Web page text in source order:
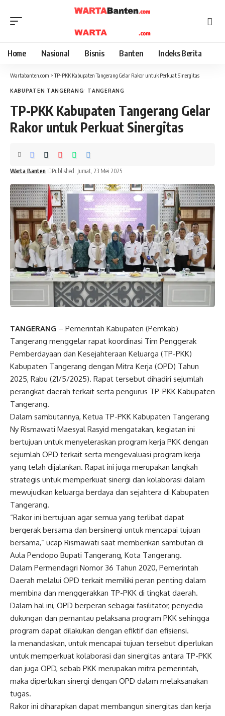
Home Nasional Bisnis Banten Indeks Berita
Wartabanten.com >TP-PKK Kabupaten Tangerang Gelar Rakor untuk Perkuat Sinergitas
KABUPATEN TANGERANG TANGERANG
TP-PKK Kabupaten Tangerang Gelar
Rakor untuk Perkuat Sinergitas
Warta Banten Published: Jumat, 23 Mei 2025
TANGERANG – Pemerintah Kabupaten (Pemkab)
Tangerang menggelar rapat koordinasi Tim Penggerak
Pemberdayaan dan Kesejahteraan Keluarga (TP-PKK)
Kabupaten Tangerang dengan Mitra Kerja (OPD) Tahun
2025, Rabu (21/5/2025). Rapat tersebut dihadiri sejumlah
perangkat daerah terkait serta pengurus TP-PKK Kabupaten
Tangerang.
Dalam sambutannya, Ketua TP-PKK Kabupaten Tangerang
Ny Rismawati Maesyal Rasyid mengatakan, kegiatan ini
bertujuan untuk menyeleraskan program kerja PKK dengan
sejumlah OPD terkait serta mengevaluasi program kerja
yang telah dijalankan. Rapat ini juga merupakan langkah
strategis untuk memperkuat sinergi dan kolaborasi dalam
mewujudkan keluarga berdaya dan sejahtera di Kabupaten
Tangerang.
“Rakor ini bertujuan agar semua yang terlibat dapat
bergerak bersama dan bersinergi untuk mencapai tujuan
bersama,” ucap Rismawati saat memberikan sambutan di
Aula Pendopo Bupati Tangerang, Kota Tangerang.
Dalam Permendagri Nomor 36 Tahun 2020, Pemerintah
Daerah melalui OPD terkait memiliki peran penting dalam
membina dan menggerakkan TP-PKK di tingkat daerah.
Dalam hal ini, OPD berperan sebagai fasilitator, penyedia
dukungan dan pemantau pelaksana program PKK sehingga
program dapat dilakukan dengan efiktif dan efisiensi.
Ia menandaskan, untuk mencapai tujuan tersebut diperlukan
untuk memperkuat kolaborasi dan sinergitas antara TP-PKK
dan juga OPD, sebab PKK merupakan mitra pemerintah,
maka diperlukan sinergi dengan OPD dalam melaksanakan
tugas.
Rakor ini diharapkan dapat membangun sinergitas dan kerja